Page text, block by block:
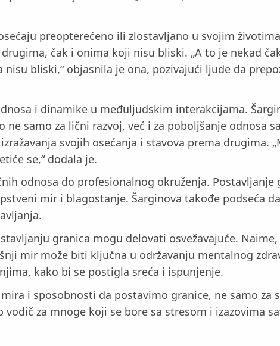
preopterećeno ili zlostavljano u svojim
čak i onima koji nisu bliski. „A to je nekad
bliski,“ objasnila je ona, pozivajući ljude da
i dinamike u međuljudskim interakcijama.
samo za lični razvoj, već i za poboljšanje odnosa
svojih osećanja i stavova prema drugima.
se,“ dodala je.
odnosa do profesionalnog okruženja. Postavljanje
mir i blagostanje. Šarginova takođe podseća
granica mogu delovati osvežavajuće.
mir može biti ključna u održavanju mentalnog
kako bi se postigla sreća i ispunjenje.
i sposobnosti da postavimo granice, ne samo za
za mnoge koji se bore sa stresom i izazovima